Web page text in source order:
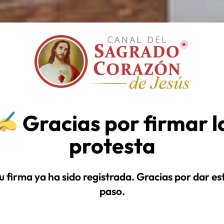
Gracias por firmar
protesta
firma ya ha sido registrada. Gracias por dar
paso.